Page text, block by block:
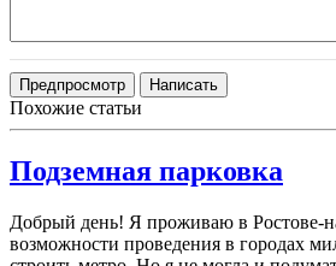
Похожие статьи
Подземная парковка
Добрый день! Я проживаю в Ростове-
возможности проведения в городах